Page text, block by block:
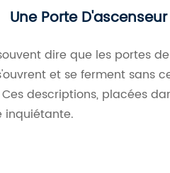
Une Porte
dire que les portes
et se ferment sans
descriptions, placées
inquiétante.